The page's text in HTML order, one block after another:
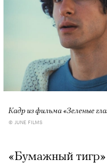
Кадр из фильма «Зеленые
© JUNE FILMS
«Бумажный